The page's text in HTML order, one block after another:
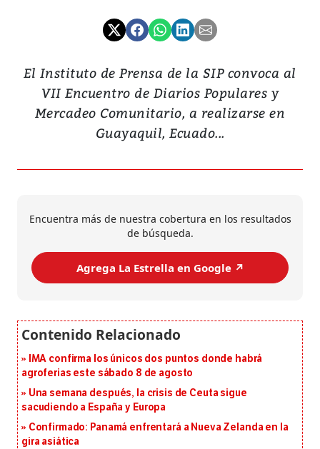
El Instituto de Prensa de la SIP convoca al
VII Encuentro de Diarios Populares y
Mercadeo Comunitario, a realizarse en
Guayaquil, Ecuado...
Encuentra más de nuestra cobertura en los resultados
de búsqueda.
Agrega La Estrella en Google ↗️
IMA confirma los únicos dos puntos donde habrá
agroferias este sábado 8 de agosto
Una semana después, la crisis de Ceuta sigue
sacudiendo a España y Europa
Confirmado: Panamá enfrentará a Nueva Zelanda en la
gira asiática